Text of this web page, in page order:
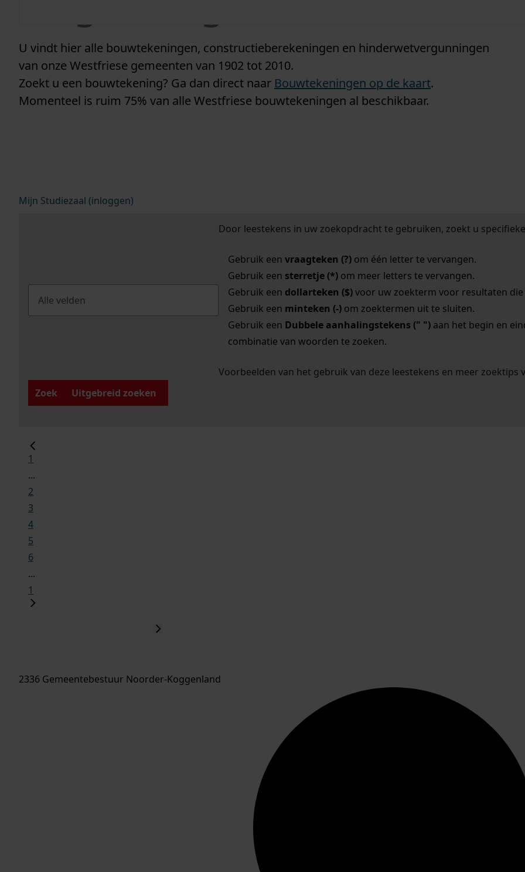
U vindt hier alle bouwtekeningen, constructieberekeningen en hinderwetvergunningen
van onze Westfriese gemeenten van 1902 tot 2010.
Zoekt u een bouwtekening? Ga dan direct naar Bouwtekeningen op de kaart.
Momenteel is ruim 75% van alle Westfriese bouwtekeningen al beschikbaar.
Mijn Studiezaal (inloggen)
Door leestekens in uw zoekopdracht te gebruiken, zoekt u
Gebruik een vraagteken (?)om één letter te vervangen.
Gebruik een sterretje (*)om meer letters te vervangen.
Gebruik een dollarteken ($)voor uw zoekterm voor resultaten die
Gebruik een minteken (-)om zoektermen uit te sluiten.
Gebruik een Dubbele aanhalingstekens (" ")aan het begin en
combinatie van woorden te zoeken.
Voorbeelden van het gebruik van deze leestekens en meer zoektips
Zoek
Uitgebreid zoeken
1
...
2
3
4
5
6
...
1
2336 Gemeentebestuur Noorder-Koggenland